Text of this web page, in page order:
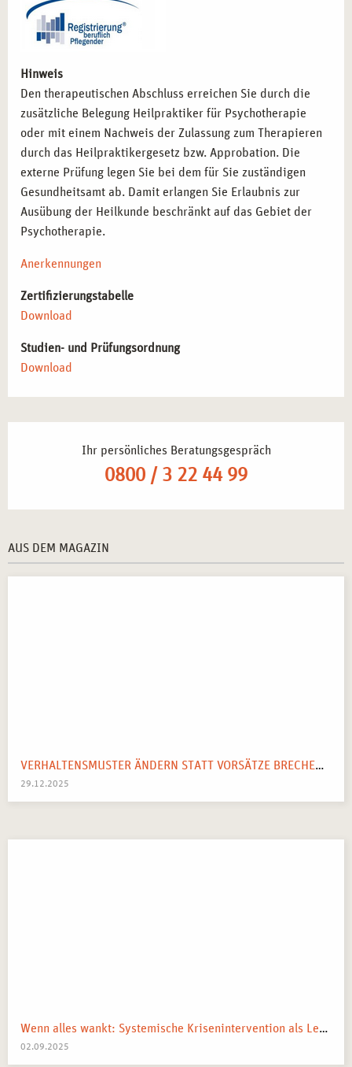
Hinweis
Den therapeutischen Abschluss erreichen Sie durch die
zusätzliche Belegung Heilpraktiker für Psychotherapie
oder mit einem Nachweis der Zulassung zum Therapieren
durch das Heilpraktikergesetz bzw. Approbation. Die
externe Prüfung legen Sie bei dem für Sie zuständigen
Gesundheitsamt ab. Damit erlangen Sie Erlaubnis zur
Ausübung der Heilkunde beschränkt auf das Gebiet der
Psychotherapie.
Anerkennungen
Zertifizierungstabelle
Download
Studien- und Prüfungsordnung
Download
Ihr persönliches Beratungsgespräch
0800 / 3 22 44 99
AUS DEM MAGAZIN
VERHALTENSMUSTER ÄNDERN STATT VORSÄTZE BRECHEN: IHR SYSTEMISCHER WEGWEISER FÜR 2026
29.12.2025
Wenn alles wankt: Systemische Krisenintervention als Lebenskompass
02.09.2025